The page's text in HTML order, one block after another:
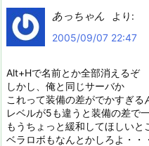
あっちゃん
より:
2005/09/07 22:47
Alt+Hで名前とか全部消えるぞ
しかし、俺と同じサーバか
これって装備の差がでかすぎる
レベルが5も違うと装備の差で
もうちょっと緩和してほしいと
ベラロボもなんとかしろよ・・